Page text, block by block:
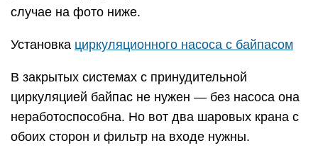
случае на фото ниже.
Установка циркуляционного насоса с байпасом
В закрытых системах с принудительной
циркуляцией байпас не нужен — без насоса она
неработоспособна. Но вот два шаровых крана с
обоих сторон и фильтр на входе нужны.